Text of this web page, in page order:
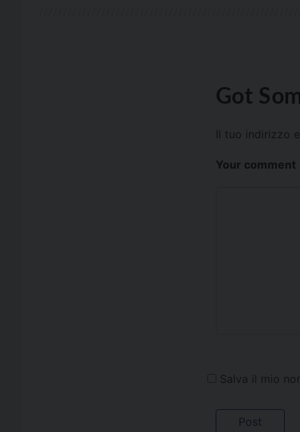
Got
Il tuo indirizzo
Your comment
Salva il mio